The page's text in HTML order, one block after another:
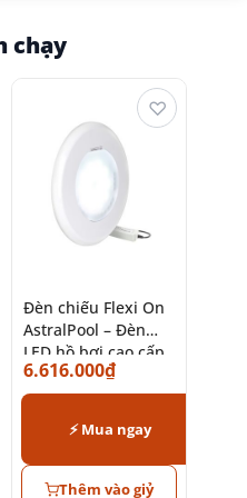
chạy
Đèn chiếu Flexi On
AstralPool – Đèn
LED hồ bơi cao cấp
chính hãng
6.616.000₫
⚡ Mua ngay
Thêm vào giỷ
♡